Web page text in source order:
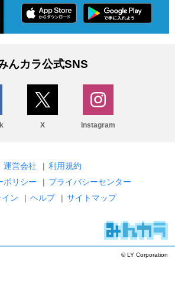
んカラ公式SNS
X Instagram
運営会社 | 利用規約
ポリシー
| プライバシーセンター
ン
| ヘルプ | サイトマップ
© LY Corporation